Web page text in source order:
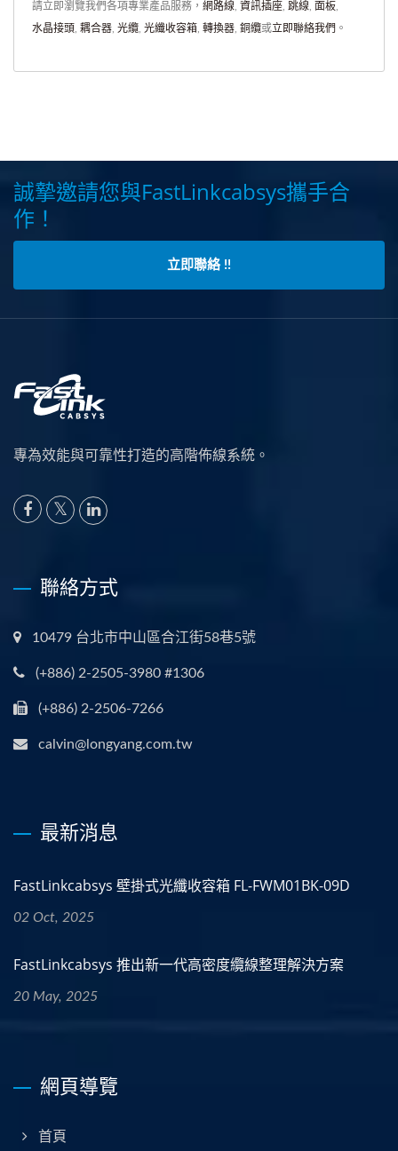
請立即瀏覽我們各項專業產品服務， 網路線 資訊插座 跳線 面板
水晶接頭 耦合器 光纜 光纖收容箱 轉換器 銅纜或立即聯絡我們 。
誠摯邀請您與FastLinkcabsys攜手合
作！
立即聯絡 !!
專為效能與可靠性打造的高階佈線系統。
聯絡方式
10479 台北市中山區合江街58巷5號
(+886) 2-2505-3980 #1306
(+886) 2-2506-7266
calvin@longyang.com.tw
最新消息
FastLinkcabsys 壁掛式光纖收容箱 FL-FWM01BK-09D
02 Oct, 2025
FastLinkcabsys 推出新一代高密度纜線整理解決方案
20 May, 2025
網頁導覽
首頁